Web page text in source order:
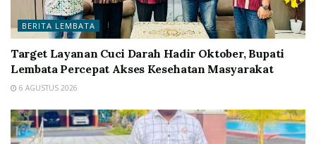
BERITA LEMBATA
Target Layanan Cuci Darah Hadir Oktober, Bupati
Lembata Percepat Akses Kesehatan Masyarakat
6 AGUSTUS 2026